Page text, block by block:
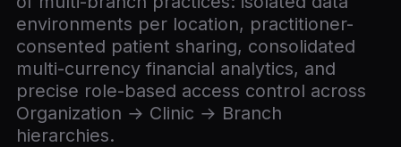
environments per location, practitioner-
consented patient sharing, consolidated
multi-currency financial analytics, and
precise role-based access control across
Organization → Clinic → Branch
hierarchies.